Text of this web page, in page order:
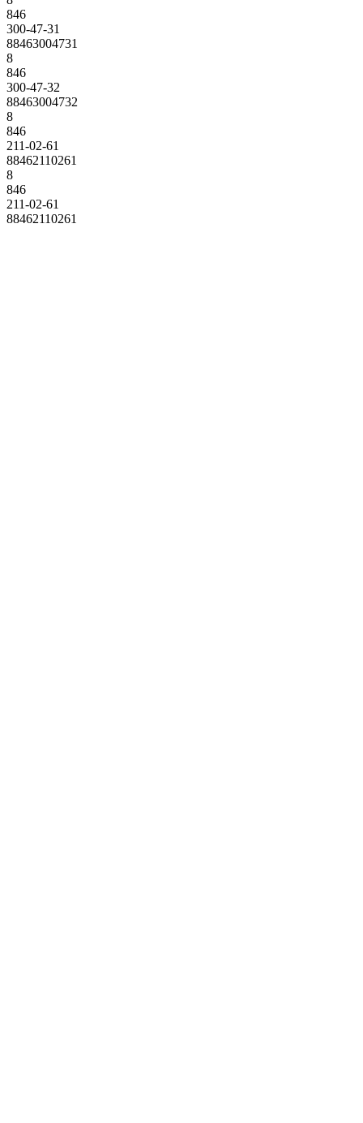
846
300-47-31
88463004731
8
846
300-47-32
88463004732
8
846
211-02-61
88462110261
8
846
211-02-61
88462110261